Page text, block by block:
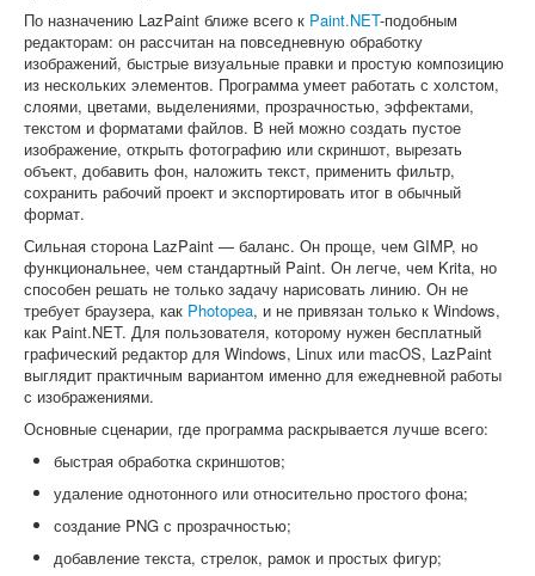
По назначению LazPaint ближе всего к Paint.NET-подобным
редакторам: он рассчитан на повседневную обработку
изображений, быстрые визуальные правки и простую композицию
из нескольких элементов. Программа умеет работать с холстом,
слоями, цветами, выделениями, прозрачностью, эффектами,
текстом и форматами файлов. В ней можно создать пустое
изображение, открыть фотографию или скриншот, вырезать
объект, добавить фон, наложить текст, применить фильтр,
сохранить рабочий проект и экспортировать итог в обычный
формат.
Сильная сторона LazPaint — баланс. Он проще, чем GIMP, но
функциональнее, чем стандартный Paint. Он легче, чем Krita, но
способен решать не только задачу нарисовать линию. Он не
требует браузера, как Photopea, и не привязан только к Windows,
как Paint.NET. Для пользователя, которому нужен бесплатный
графический редактор для Windows, Linux или macOS, LazPaint
выглядит практичным вариантом именно для ежедневной работы
с изображениями.
Основные сценарии, где программа раскрывается лучше всего:
быстрая обработка скриншотов;
удаление однотонного или относительно простого фона;
создание PNG с прозрачностью;
добавление текста, стрелок, рамок и простых фигур;